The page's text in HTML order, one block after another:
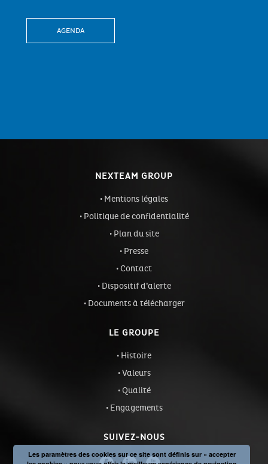
AGENDA
NEXTEAM GROUP
Mentions légales
Politique de confidentialité
Plan du site
Presse
Contact
Dispositif d’alerte
Documents à télécharger
LE GROUPE
Histoire
Valeurs
Qualité
Engagements
SUIVEZ-NOUS
Les paramètres des cookies sur ce site sont définis sur « accepter